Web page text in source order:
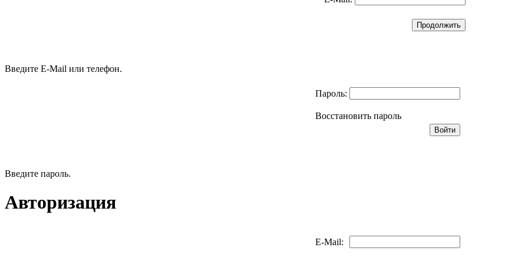
Введите E-Mail или телефон.
Пароль:
Восстановить пароль
Введите пароль.
Авторизация
E-Mail: